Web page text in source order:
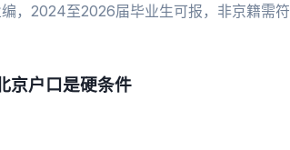
，2024至2026届毕业生可报，非京籍需符
京户口是硬条件